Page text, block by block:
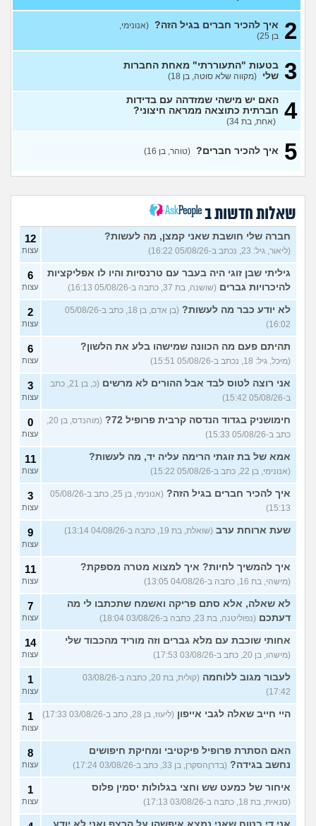
2 חתונות שקשורות לאנשים
מהעבודה שלי לבוא או לא?
מתייחסים אליי כאיום ובזלזול,
מזייפים אותי כאנס וסוטה
(דה
איפה אני ואיפה הם?
(אריאל, בן 26)
בתרבות של עדות ומגזרים
שאלה לבנות שעברו פרום
בחייהן
(ליהיא, בת 18)
1
עצות
עדיף להיות פשוט לבד או
לנסות להפגש עם חברות?
(אנונימית, בת 17)
3
חברות שלי ישתנה כשידעו
(אנונימית, בת 19)
5
עצות
בת עוד מעט 23, אני מרגישה
שנכשלתי לפעמים
(אנונמית,
7
עצות
למה בנות בממוצע הרבה יותר
נחמדות לבנות אחרות מאשר
לבנים?
(Itay Daniel Asael, בן
23)
12
עצות
איך יש אנשים שישנים עם
בגדים?
(נעם, בן 14)
האם להרשות לאחרים לקבוע
לי מה ללבוש?
24)
9
בחינם? (Rin, בת 19)
4
עצות
עוד שאלות חדשות במדור
2 איך להכיר חברים בגיל הזה? (אנונימי,
בן 25)
3 בטעות "התעוררתי" מאחת החברות
שלי (מקווה שלא סוטה, בן 18)
4 האם יש מישהי שמזדהה עם בדידות
חברתית כתוצאה ממראה חיצוני?
(אחת, בת 34)
5 איך להכיר חברים? (טוהר, בן 16)
שאלות חדשות ב
חברה שלי חושבת שאני קמצן, מה לעשות?
(ליאור, גיל: 23, נכתב ב-05/08/26 16:22)
12
עצות
גיליתי שבן זוגי היה בעבר עם טרנסיות והיו לו אפליקציות
להיכרויות גברים (שושנה, בת 37, כתבה ב-05/08/26 16:13)
6
עצות
לא יודע כבר מה לעשות?
(בן אדם, בן 18, כתב ב-05/08/26
16:02)
2
עצות
תהיתם פעם מה הכוונה שמישהו בלע את הלשון?
(מיכל, גיל: 18, נכתב ב-05/08/26 15:51)
6
עצות
אני רוצה לטוס לבד אבל ההורים לא מרשים
(כ, בן 21, כתב
ב-05/08/26 15:42)
3
עצות
חימושניק בגדוד הנדסה קרבית פרופיל 72?
כתב ב-05/08/26 15:33)
0
עצות
אמא של בת זוגתי הרימה עליה יד, מה לעשות?
(אנונימי, בן 22, כתב ב-05/08/26 15:22)
11
עצות
איך להכיר חברים בגיל הזה?
(אנונימי, בן 25, כתב ב-05/08/26
15:13)
3
עצות
שעת ארוחת ערב (שואלת, בת 19, כתבה ב-04/08/26 13:14) 9
עצות
איך להמשיך לחיות? איך למצוא מטרה מספקת?
(מישהי, בת 16, כתבה ב-04/08/26 13:05)
11
עצות
לא שאלה, אלא סתם פריקה ואשמח שתכתבו לי מה
דעתכם (נפוליטנה, בת 23, כתבה ב-03/08/26 18:04)
7
עצות
אחותי שוכבת עם מלא גברים וזה מוריד מהכבוד שלי
(מישהו, בן 20, כתב ב-03/08/26 17:53)
14
עצות
לעבור מגוב ללוחמה
(קולית, בת 20, כתבה ב-03/08/26
17:42)
1
עצות
היי חייב שאלה לגבי אייפון (ליעוז, בן 28, כתב ב-03/08/26 17:33) 1
עצות
האם הסתרת פרופיל פיקטיבי ומחיקת חיפושים
נחשב בגידה? (בדרןהסקרן, בן 33, כתב ב-03/08/26 17:24)
8
עצות
איחור של כמעט שש וחצי בגלולות יסמין פלוס
(סנאית, בת 18, כתבה ב-03/08/26 17:13)
1
עצות